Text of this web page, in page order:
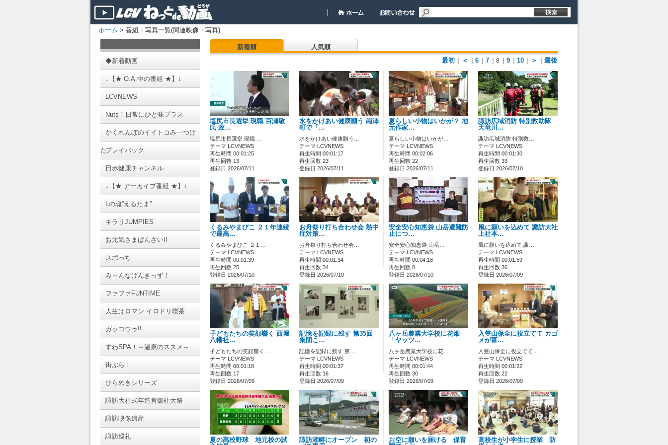
ホーム > 番組・写真一覧(関連映像・写真)
◆新着動画
↓【★ O.A.中の番組 ★】↓
LCVNEWS
Nuts！日常にひと味プラス
かくれんぼのイイトコみ―つけ
たプレイバック
日赤健康チャンネル
↓【★ アーカイブ番組 ★】↓
Lの魂”えるたま”
キラリJUMPIES
お元気さまばんざい!!
スポっち
み～んなげんきっず！
ファファFUNTIME
人生はロマン イロドリ喫茶
ガッコウゥ!!
すわSPA！～温泉のススメ～
街ぶら！
ひらめきシリーズ
諏訪大社式年造営御柱大祭
諏訪映像遺産
諏訪巡礼
新着順
人気順
最初
＜ 6 7 ｜8 9 10 ＞ 最後
塩尻市長選挙 現職 百瀬敬
氏 政…
塩尻市長選挙 現職 …
テーマ LCVNEWS
再生時間 00:01:25
再生回数 13
登録日 2026/07/11
水をかけあい健康願う 南澤
町で「…
水をかけあい健康願う…
テーマ LCVNEWS
再生時間 00:01:17
再生回数 23
登録日 2026/07/11
夏らしい小物はいかが？ 地
元作家…
夏らしい小物はいかが…
テーマ LCVNEWS
再生時間 00:02:06
再生回数 22
登録日 2026/07/11
諏訪広域消防 特別救助隊
天竜川…
諏訪広域消防 特別救…
テーマ LCVNEWS
再生時間 00:01:30
再生回数 33
登録日 2026/07/10
くるみやまびこ ２１年連続
で最高…
くるみやまびこ ２１…
テーマ LCVNEWS
再生時間 00:01:39
再生回数 25
登録日 2026/07/10
お舟祭り打ち合わせ会 熱中
症対策…
お舟祭り打ち合わせ会…
テーマ LCVNEWS
再生時間 00:01:34
再生回数 34
登録日 2026/07/10
安全安心知恵袋 山岳遭難防
止につ…
安全安心知恵袋 山岳…
テーマ LCVNEWS
再生時間 00:04:18
再生回数 8
登録日 2026/07/10
風に願いを込めて 諏訪大社
上社本…
風に願いを込めて 諏…
テーマ LCVNEWS
再生時間 00:01:59
再生回数 36
登録日 2026/07/09
子どもたちの笑顔響く 西堀
八幡社…
子どもたちの笑顔響く…
テーマ LCVNEWS
再生時間 00:01:18
再生回数 17
登録日 2026/07/09
記憶を記録に残す 第35回
集団こ…
記憶を記録に残す 第…
テーマ LCVNEWS
再生時間 00:01:37
再生回数 16
登録日 2026/07/09
八ヶ岳農業大学校に花畑
「ヤッツ…
八ヶ岳農業大学校に花…
テーマ LCVNEWS
再生時間 00:01:44
再生回数 30
登録日 2026/07/09
入笠山保全に役立てて カゴ
メが富…
入笠山保全に役立てて…
テーマ LCVNEWS
再生時間 00:01:22
再生回数 22
登録日 2026/07/09
夏の高校野球 地元校の試
諏訪湖畔にオープン 初の
お空に願いを届ける 保育
高校生が小学生に授業 防